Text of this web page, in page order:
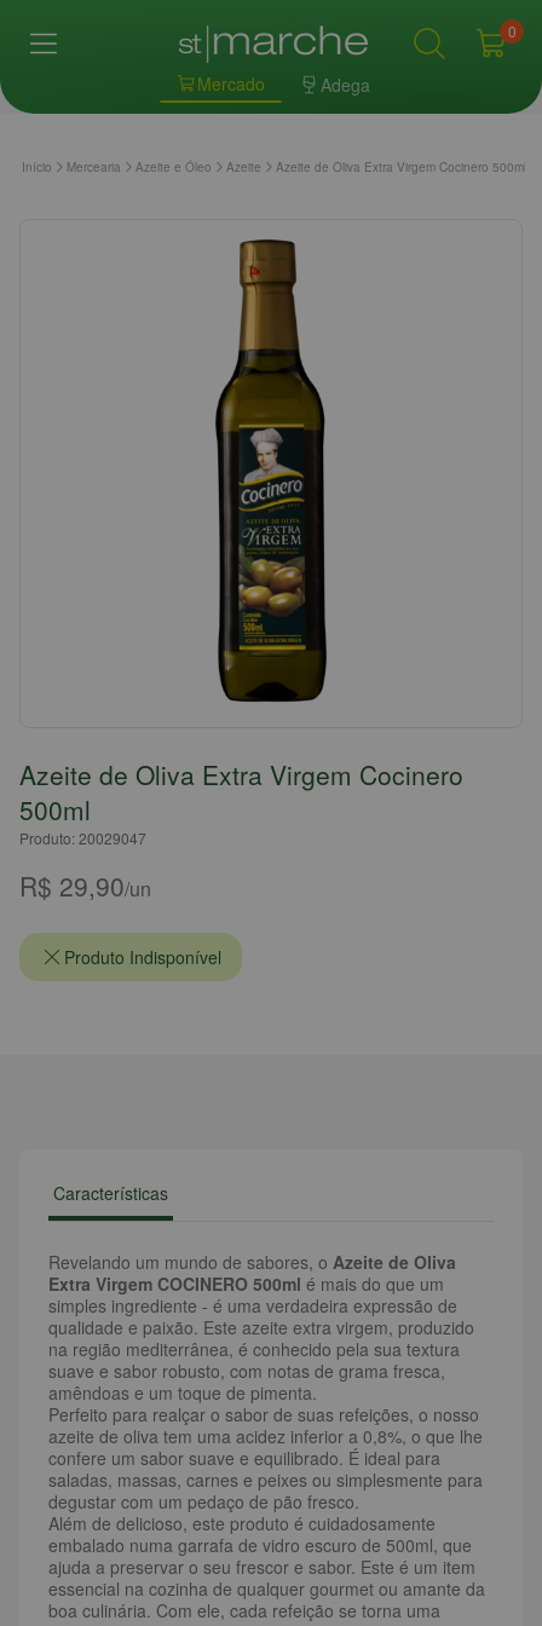
Mercado Adega
0
Início Mercearia Azeite e Óleo Azeite Azeite de Oliva Extra Virgem Cocinero 500ml
Azeite de Oliva Extra Virgem Cocinero
500ml
Produto: 20029047
R$ 29,90/un
Produto Indisponível
Características
Revelando um mundo de sabores, o Azeite de Oliva
Extra Virgem COCINERO 500ml é mais do que um
simples ingrediente - é uma verdadeira expressão de
qualidade e paixão. Este azeite extra virgem, produzido
na região mediterrânea, é conhecido pela sua textura
suave e sabor robusto, com notas de grama fresca,
amêndoas e um toque de pimenta.
Perfeito para realçar o sabor de suas refeições, o nosso
azeite de oliva tem uma acidez inferior a 0,8%, o que lhe
confere um sabor suave e equilibrado. É ideal para
saladas, massas, carnes e peixes ou simplesmente para
degustar com um pedaço de pão fresco.
Além de delicioso, este produto é cuidadosamente
embalado numa garrafa de vidro escuro de 500ml, que
ajuda a preservar o seu frescor e sabor. Este é um item
essencial na cozinha de qualquer gourmet ou amante da
boa culinária. Com ele, cada refeição se torna uma